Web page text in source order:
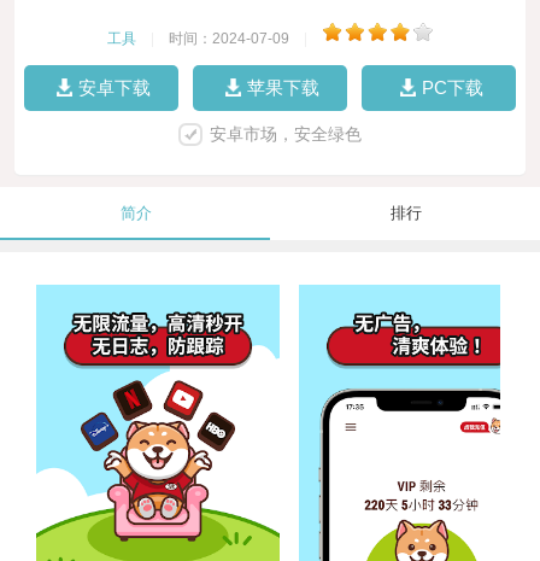
工具 时间：2024-07-09
安卓下载 苹果下载 PC下载
安卓市场，安全绿色
简介 排行